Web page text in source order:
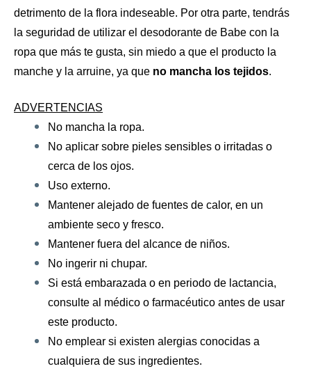
detrimento de la flora indeseable. Por otra parte, tendrás
la seguridad de utilizar el desodorante de Babe con la
ropa que más te gusta, sin miedo a que el producto la
manche y la arruine, ya que no mancha los tejidos
ADVERTENCIAS
No mancha la ropa.
No aplicar sobre pieles sensibles o irritadas o
cerca de los ojos.
Uso externo.
Mantener alejado de fuentes de calor, en un
ambiente seco y fresco.
Mantener fuera del alcance de niños.
No ingerir ni chupar.
Si está embarazada o en periodo de lactancia,
consulte al médico o farmacéutico antes de usar
este producto.
No emplear si existen alergias conocidas a
cualquiera de sus ingredientes.